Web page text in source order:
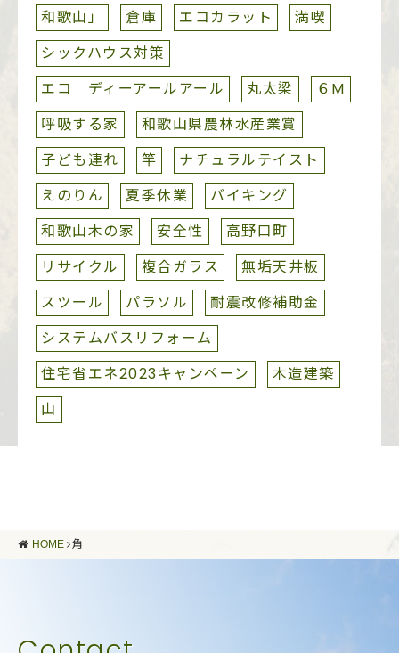
和歌山」
倉庫 エコカラット
満喫
シックハウス対策
エコ ディーアールアール
丸太梁
６M
呼吸する家
和歌山県農林水産業賞
子ども連れ
竿
ナチュラルテイスト
えのりん
夏季休業
バイキング
和歌山木の家
安全性
高野口町
リサイクル
複合ガラス
無垢天井板
スツール
パラソル
耐震改修補助金
システムバスリフォーム
住宅省エネ2023キャンペーン
木造建築
山
HOME 角